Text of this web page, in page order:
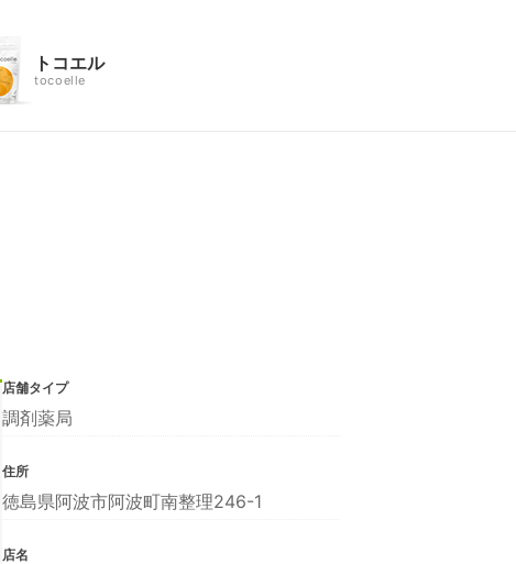
トコエル
tocoelle
店舗タイプ
調剤薬局
住所
徳島県阿波市阿波町南整理246-1
店名